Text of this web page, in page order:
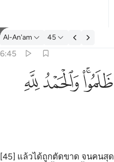
ตัฟซีร: Al-An'am 6:45
Al-An'am 45
6:45
ظلموا والحمد لله رب العالمين ٤٥
لِلَّهِ رَبِّ ٱلْعَـٰلَمِينَ ٤٥ﱅﱆﱇﱈ
[45] แล้วได้ถูกตัดขาด จนคนสุ